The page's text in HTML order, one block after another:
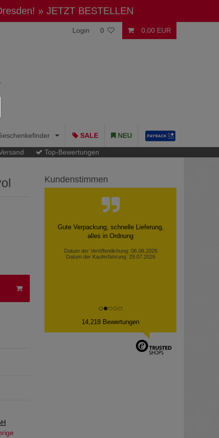
» JETZT BESTELLEN
Login 0 0,00 EUR
SALE NEU
Top-Bewertungen
Kundenstimmen
Gute Verpackung, schnelle Lieferung,
alles in Ordnung
Datum der Veröffentlichung: 06.08.2026
Datum der Kauferfahrung: 29.07.2026
14,218 Bewertungen